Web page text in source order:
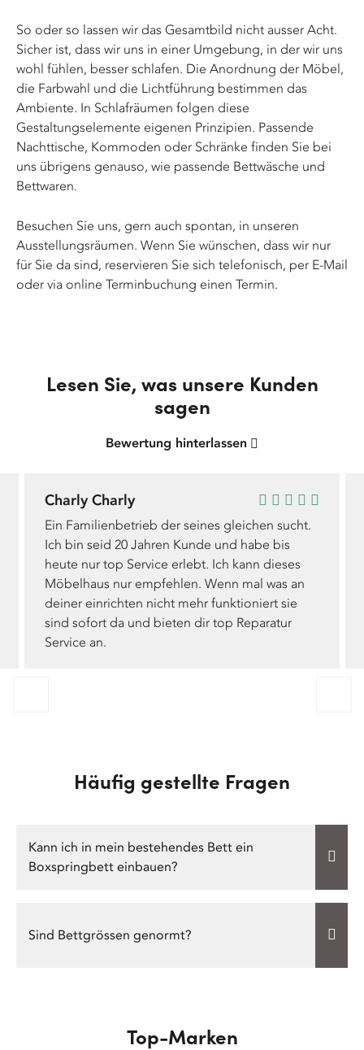
So oder so lassen wir das Gesamtbild nicht ausser Acht.
Sicher ist, dass wir uns in einer Umgebung, in der wir uns
wohl fühlen, besser schlafen. Die Anordnung der Möbel,
die Farbwahl und die Lichtführung bestimmen das
Ambiente. In Schlafräumen folgen diese
Gestaltungselemente eigenen Prinzipien. Passende
Nachttische, Kommoden oder Schränke finden Sie bei
uns übrigens genauso, wie passende Bettwäsche und
Bettwaren.
Besuchen Sie uns, gern auch spontan, in unseren
Ausstellungsräumen. Wenn Sie wünschen, dass wir nur
für Sie da sind, reservieren Sie sich telefonisch, per E-Mail
oder via online Terminbuchung einen Termin.
Lesen Sie, was unsere Kunden
sagen
Bewertung hinterlassen
Charly Charly
Ein Familienbetrieb der seines gleichen sucht.
Ich bin seid 20 Jahren Kunde und habe bis
heute nur top Service erlebt. Ich kann dieses
Möbelhaus nur empfehlen. Wenn mal was an
deiner einrichten nicht mehr funktioniert sie
sind sofort da und bieten dir top Reparatur
Service an.
Häufig gestellte Fragen
Kann ich in mein bestehendes Bett ein
Boxspringbett einbauen?
Sind Bettgrössen genormt?
Top-Marken